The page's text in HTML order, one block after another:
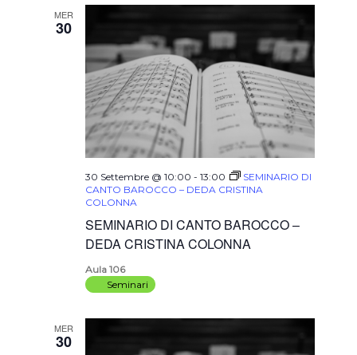
MER
30
SEMINARIO DI CANTO BAROCCO –
DEDA CRISTINA COLONNA
30 Settembre @ 10:00 -13:00
SEMINARIO DI
CANTO BAROCCO – DEDA CRISTINA
COLONNA
Aula 106
Seminari
MER
30